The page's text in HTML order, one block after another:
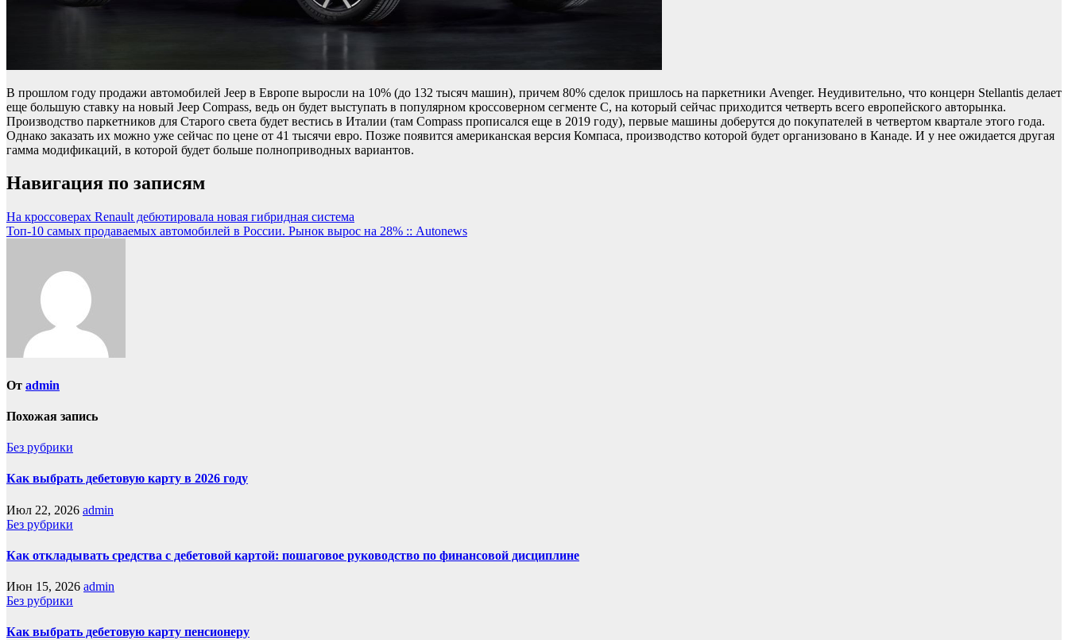
В прошлом году продажи автомобилей Jeep в Европе выросли на 10% (до 132 тысяч машин), причем 80% сделок пришлось на паркетники Avenger. Неудивительно, что концерн Stellantis делает
еще большую ставку на новый Jeep Compass, ведь он будет выступать в популярном кроссоверном сегменте C, на который сейчас приходится четверть всего европейского авторынка.
Производство паркетников для Старого света будет вестись в Италии (там Compass прописался еще в 2019 году), первые машины доберутся до покупателей в четвертом квартале этого года.
Однако заказать их можно уже сейчас по цене от 41 тысячи евро. Позже появится американская версия Компаса, производство которой будет организовано в Канаде. И у нее ожидается другая
гамма модификаций, в которой будет больше полноприводных вариантов.
Навигация по записям
На кроссоверах Renault дебютировала новая гибридная система
Топ-10 самых продаваемых автомобилей в России. Рынок вырос на 28% :: Autonews
От admin
Похожая запись
Без рубрики
Как выбрать дебетовую карту в 2026 году
Июл 22, 2026 admin
Без рубрики
Как откладывать средства с дебетовой картой: пошаговое руководство по финансовой дисциплине
Июн 15, 2026 admin
Без рубрики
Как выбрать дебетовую карту пенсионеру